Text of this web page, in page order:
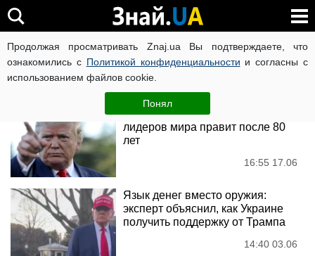
Продолжая просматривать Znaj.ua Вы подтверждаете, что
ознакомились с Политикой конфиденциальности и согласны с
использованием файлов cookie.
Понял
Дональд Трамп
Пенсия не для них: кто из
лидеров мира правит после 80
лет
16:55 17.06
Язык денег вместо оружия:
эксперт объяснил, как Украине
получить поддержку от Трампа
14:40 03.06